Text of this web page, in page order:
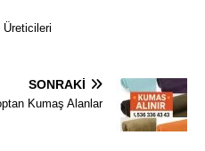
SONRAKI
Kumaş Alanlar